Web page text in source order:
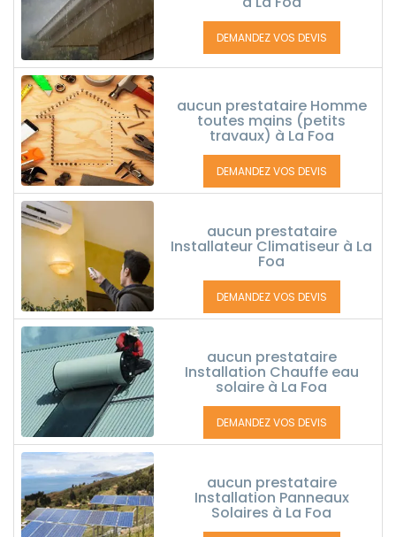
DEMANDEZ VOS DEVIS
aucun prestataire Homme
toutes mains (petits
travaux) à La Foa
DEMANDEZ VOS DEVIS
aucun prestataire
Installateur Climatiseur à La
Foa
DEMANDEZ VOS DEVIS
aucun prestataire
Installation Chauffe eau
solaire à La Foa
DEMANDEZ VOS DEVIS
aucun prestataire
Installation Panneaux
Solaires à La Foa